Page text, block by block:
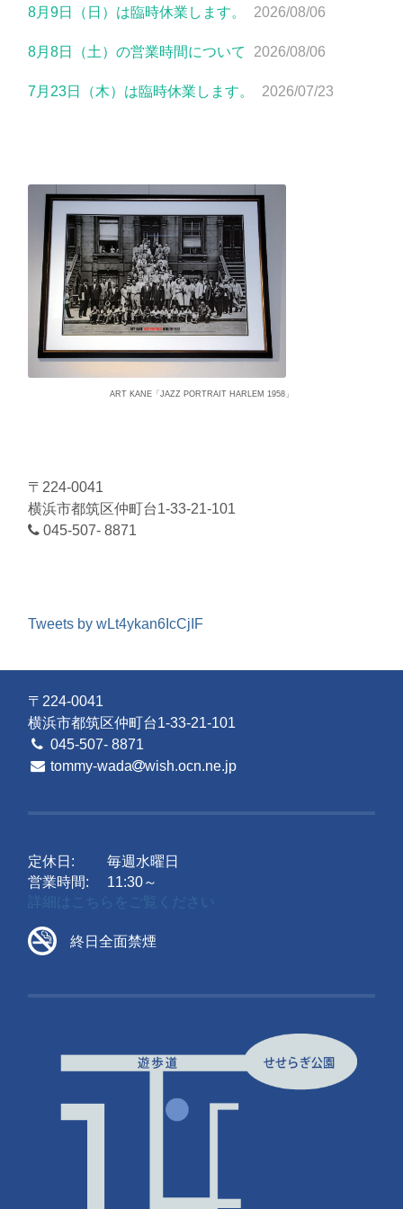
8月9日（日）は臨時休業します。 2026/08/06
8月8日（土）の営業時間について 2026/08/06
7月23日（木）は臨時休業します。 2026/07/23
ART KANE「JAZZ PORTRAIT HARLEM 1958」
〒224-0041
横浜市都筑区仲町台1-33-21-101
045-507- 8871
Tweets by wLt4ykan6IcCjIF
〒224-0041
横浜市都筑区仲町台1-33-21-101
045-507- 8871
tommy-wada
wish.ocn.ne.jp
定休日:
毎週水曜日
営業時間:
11:30～
詳細はこちらをご覧ください
終日全面禁煙